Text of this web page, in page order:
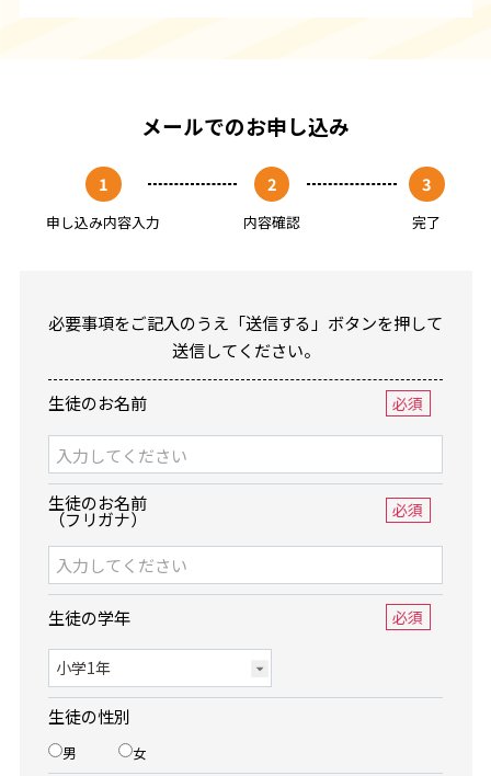
メールでのお申し込み
1
申し込み内容入力
2
内容確認
3
完了
必要事項をご記入のうえ「送信する」ボタンを押して
送信してください。
生徒のお名前 必須
生徒のお名前
（フリガナ） 必須
生徒の学年 必須
生徒の性別
男 女